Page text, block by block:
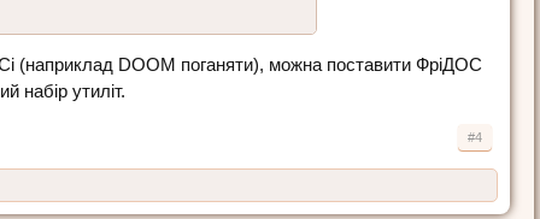
(наприклад DOOM поганяти), можна поставити ФріДОС
набір утиліт.
#4